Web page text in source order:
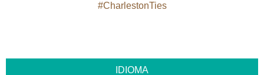
#CharlestonTies